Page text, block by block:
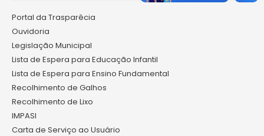
Portal da Trasparêcia
Ouvidoria
Legislação Municipal
Lista de Espera para Educação Infantil
Lista de Espera para Ensino Fundamental
Recolhimento de Galhos
Recolhimento de Lixo
IMPASI
Carta de Serviço ao Usuário